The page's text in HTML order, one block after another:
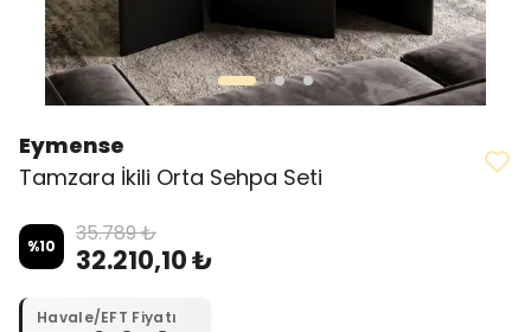
Eymense
Tamzara İkili Orta Sehpa Seti
%10 35.789 ₺
32.210,10 ₺
Havale/EFT Fiyatı